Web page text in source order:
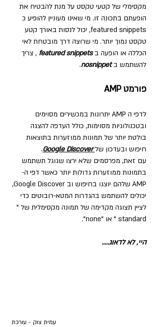
מקסימלי של קטעי טקסט על מנת להבטיח את
הופעתם בתכונה זו. מי שאינו מעוניין להופיע כ
featured snippets, יכול לנסות באורך קטע
טקסט נמוך יותר. מי שרוצה דרך מובטחת לאי
הכללה או הופעה ב featured snippets , צריך
להשתמש ב nosnippet
.
פורמט AMP
לדפי ה AMP יתרונות במכשירים מסוימים
ובטכנולוגיות מסוימות, כולל העדפה להצגה
בולטת יותר של תמונות ממוזערות בתוצאות
חיפוש ובעדכון של Google Discover
.
עם זאת, מפרסמים שלא ירצו שגוגל תשתמש
בתמונות ממוזערות גדולות יותר כאשר דפי ה-
AMP שלהם יוצגו בחיפוש וב Google Discover,
יכולים להשתמש בהגדרות המטא-רובוטים כדי
לציין תצוגה מקדימה של תמונה מקסימלית של "
standard " או "none".
היי, לא לדאוג.....
עמית צוק - עורכת